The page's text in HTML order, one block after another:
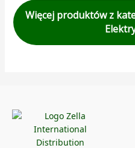
Więcej produktów z